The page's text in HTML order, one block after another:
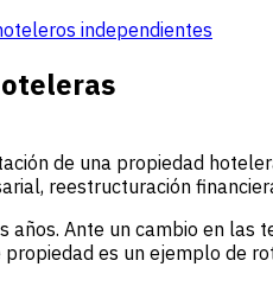
independientes
de una propiedad
reestructuración
Ante un cambio en
es un ejemplo de